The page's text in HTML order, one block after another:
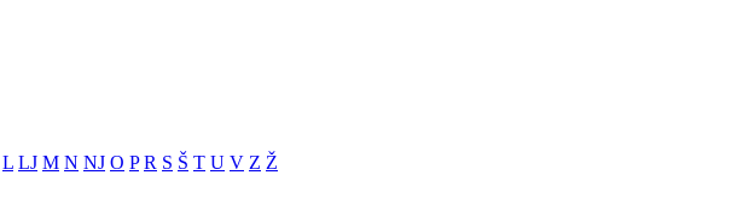
L LJ M N NJ O P R S Š T U V Z Ž